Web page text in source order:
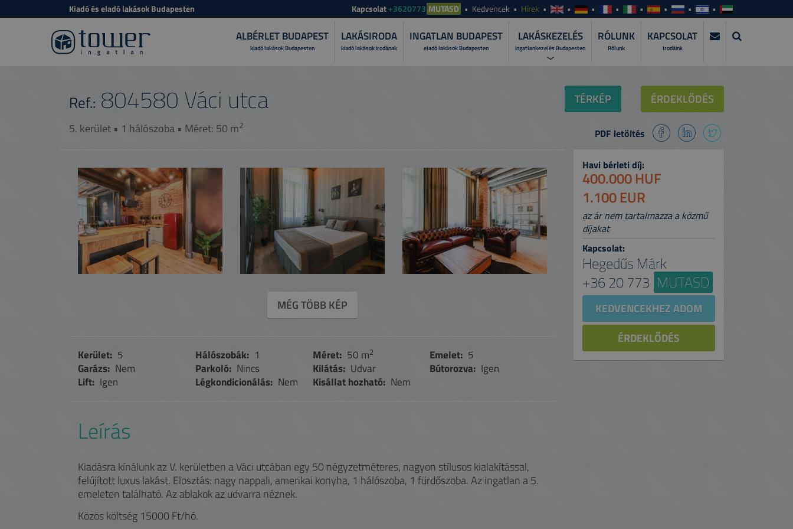
Kiadó és eladó lakások Budapesten Kapcsolat+3620773 MUTASD Kedvencek Hírek
ALBÉRLET BUDAPEST
kiadó lakások Budapesten
LAKÁSIRODA
kiadó lakások irodának
INGATLAN BUDAPEST
eladó lakások Budapesten
LAKÁSKEZELÉS
ingatlankezelés Budapesten
MI A LAKÁSKEZELÉS?
Fedezze fel, miért bízza szakemberre a lakáskiadás teljes
PRÓBÁLJA KI ALKALMAZÁSUNKAT >
Tekintese át lakása ügyeit bárhol, bármikor, naprakészen!
RÓLUNK
Rólunk
KAPCSOLAT
Irodáink
Váci utca
Ref.: 804580
5. kerület • 1 hálószoba • Méret: 50 m2
TÉRKÉP ÉRDEKLŐDÉS
PDF letöltés
MÉG TÖBB KÉP
Kerület: 5 Hálószobák: 1 Méret: 50 m2 Emelet: 5
Garázs: Nem Parkoló: Nincs Kilátás: Udvar Bútorozva: Igen
Lift: Igen Légkondicionálás: Nem Kisállat hozható: Nem
Leírás
Kiadásra kínálunk az V. kerületben a Váci utcában egy 50 négyzetméteres, nagyon stílusos kialakítással,
felújított luxus lakást. Elosztás: nagy nappali, amerikai konyha, 1 hálószoba, 1 fürdőszoba. Az ingatlan a 5.
emeleten található. Az ablakok az udvarra néznek.
Közös költség 15000 Ft/hó.
Havi bérleti díj:
400.000 HUF
1.100 EUR
az ár nem tartalmazza a közmű
díjakat
Kapcsolat:
Hegedűs Márk
+36 20 773 MUTASD
KEDVENCEKHEZ ADOM
ÉRDEKLŐDÉS